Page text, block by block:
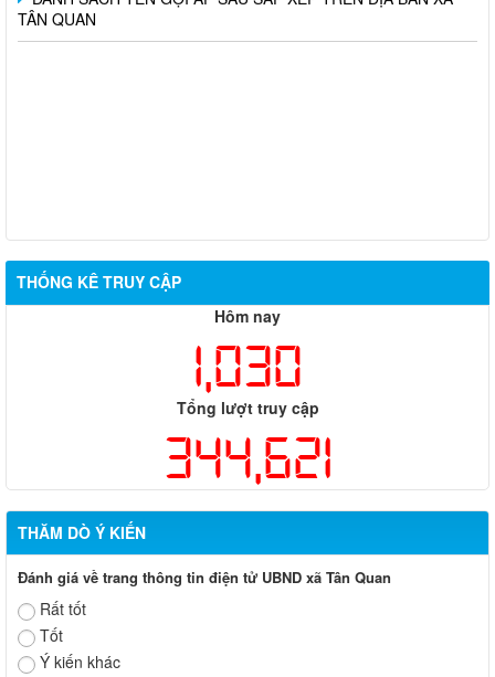
TÂN QUAN
THỐNG KÊ TRUY CẬP
Hôm nay
1,030
Tổng lượt truy cập
344,621
THĂM DÒ Ý KIẾN
Đánh giá về trang thông tin điện tử UBND xã Tân Quan
Rất tốt
Tốt
Ý kiến khác